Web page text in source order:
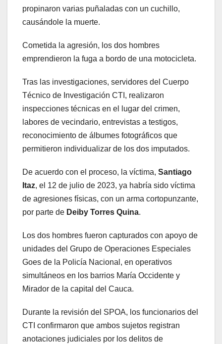
propinaron varias puñaladas con un cuchillo,
causándole la muerte.
Cometida la agresión, los dos hombres
emprendieron la fuga a bordo de una motocicleta.
Tras las investigaciones, servidores del Cuerpo
Técnico de Investigación CTI, realizaron
inspecciones técnicas en el lugar del crimen,
labores de vecindario, entrevistas a testigos,
reconocimiento de álbumes fotográficos que
permitieron individualizar de los dos imputados.
De acuerdo con el proceso, la víctima, Santiago
Itaz, el 12 de julio de 2023, ya habría sido víctima
de agresiones físicas, con un arma cortopunzante,
por parte de Deiby Torres Quina.
Los dos hombres fueron capturados con apoyo de
unidades del Grupo de Operaciones Especiales
Goes de la Policía Nacional, en operativos
simultáneos en los barrios María Occidente y
Mirador de la capital del Cauca.
Durante la revisión del SPOA, los funcionarios del
CTI confirmaron que ambos sujetos registran
anotaciones judiciales por los delitos de